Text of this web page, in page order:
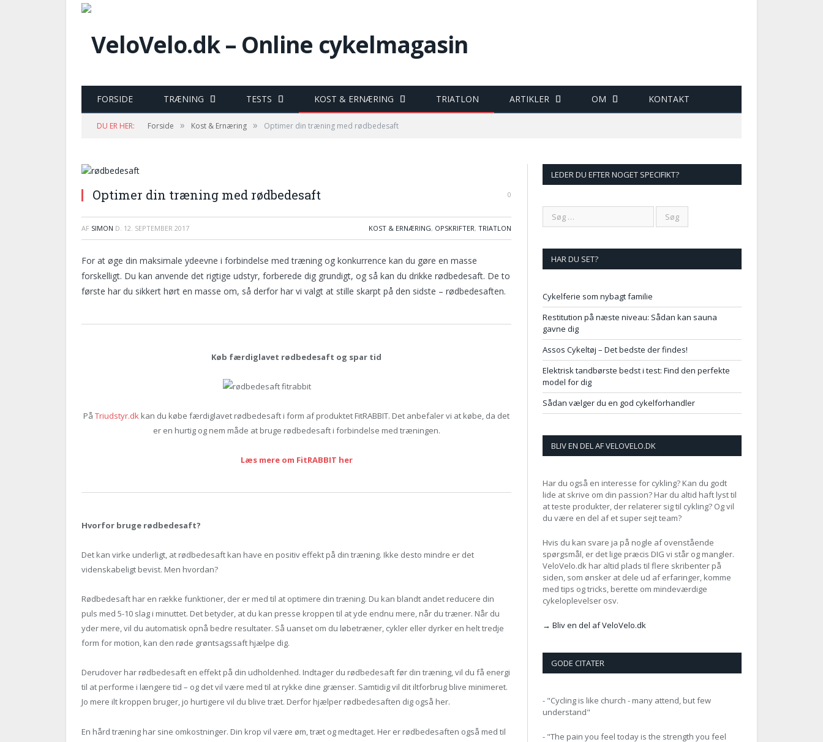
FORSIDE TRÆNING TESTS KOST & ERNÆRING TRIATLON ARTIKLER OM KONTAKT
DU ER HER: Forside » Kost & Ernæring » Optimer din træning med rødbedesaft
Optimer din træning med rødbedesaft 0
AF SIMON D. 12. SEPTEMBER 2017 KOST & ERNÆRING, OPSKRIFTER, TRIATLON
For at øge din maksimale ydeevne i forbindelse med træning og konkurrence kan du gøre en masse
forskelligt. Du kan anvende det rigtige udstyr, forberede dig grundigt, og så kan du drikke rødbedesaft. De to
første har du sikkert hørt en masse om, så derfor har vi valgt at stille skarpt på den sidste – rødbedesaften.
Køb færdiglavet rødbedesaft og spar tid
På Triudstyr.dk kan du købe færdiglavet rødbedesaft i form af produktet FitRABBIT. Det anbefaler vi at købe, da det
er en hurtig og nem måde at bruge rødbedesaft i forbindelse med træningen.
Læs mere om FitRABBIT her
Hvorfor bruge rødbedesaft?
Det kan virke underligt, at rødbedesaft kan have en positiv effekt på din træning. Ikke desto mindre er det
videnskabeligt bevist. Men hvordan?
Rødbedesaft har en række funktioner, der er med til at optimere din træning. Du kan blandt andet reducere din
puls med 5-10 slag i minuttet. Det betyder, at du kan presse kroppen til at yde endnu mere, når du træner. Når du
yder mere, vil du automatisk opnå bedre resultater. Så uanset om du løbetræner, cykler eller dyrker en helt tredje
form for motion, kan den røde grøntsagssaft hjælpe dig.
Derudover har rødbedesaft en effekt på din udholdenhed. Indtager du rødbedesaft før din træning, vil du få energi
til at performe i længere tid – og det vil være med til at rykke dine grænser. Samtidig vil dit iltforbrug blive minimeret.
Jo mere ilt kroppen bruger, jo hurtigere vil du blive træt. Derfor hjælper rødbedesaften dig også her.
En hård træning har sine omkostninger. Din krop vil være øm, træt og medtaget. Her er rødbedesaften også med til
LEDER DU EFTER NOGET SPECIFIKT?
HAR DU SET?
Cykelferie som nybagt familie
Restitution på næste niveau: Sådan kan sauna
gavne dig
Assos Cykeltøj – Det bedste der findes!
Elektrisk tandbørste bedst i test: Find den perfekte
model for dig
Sådan vælger du en god cykelforhandler
BLIV EN DEL AF VELOVELO.DK
Har du også en interesse for cykling? Kan du godt
lide at skrive om din passion? Har du altid haft lyst til
at teste produkter, der relaterer sig til cykling? Og vil
du være en del af et super sejt team?
Hvis du kan svare ja på nogle af ovenstående
spørgsmål, er det lige præcis DIG vi står og mangler.
VeloVelo.dk har altid plads til flere skribenter på
siden, som ønsker at dele ud af erfaringer, komme
med tips og tricks, berette om mindeværdige
cykeloplevelser osv.
→ Bliv en del af VeloVelo.dk
GODE CITATER
- "Cycling is like church - many attend, but few
understand"
- "The pain you feel today is the strength you feel